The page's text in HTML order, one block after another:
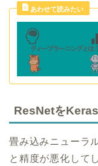
ResNetを
畳み込みニューラ
と精度が悪化して